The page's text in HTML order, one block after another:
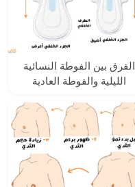
الفرق بين الفوطة النسائية
الليلية والفوطة العادية